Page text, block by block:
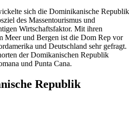
sich die Dominikanische Republik
des Massentourismus und
Wirtschaftsfaktor. Mit ihren
Meer und Bergen ist die Dom Rep vor
und Deutschland sehr gefragt.
der Domikanischen Republik
und Punta Cana.
Republik